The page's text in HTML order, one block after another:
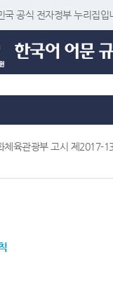
국 공식 전자정부 누리집입
체육관광부 고시 제2017-